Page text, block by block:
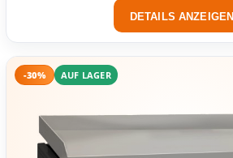
DETAILS ANZEIGEN
-30% AUF LAGER